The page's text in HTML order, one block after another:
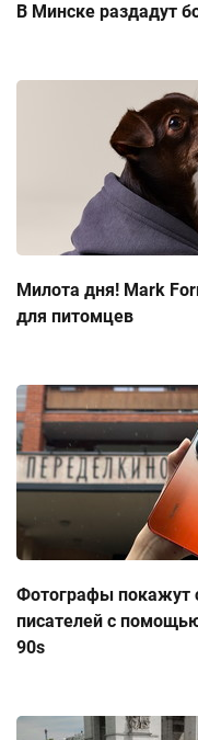
В Минске раздадут
Милота дня! Mark
для питомцев
Фотографы покажут
писателей с
90s